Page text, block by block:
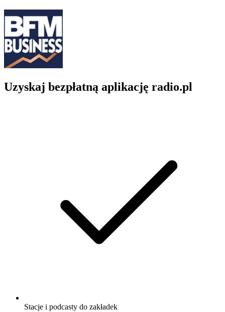
Uzyskaj bezpłatną aplikację radio.pl
Stacje i podcasty do zakładek